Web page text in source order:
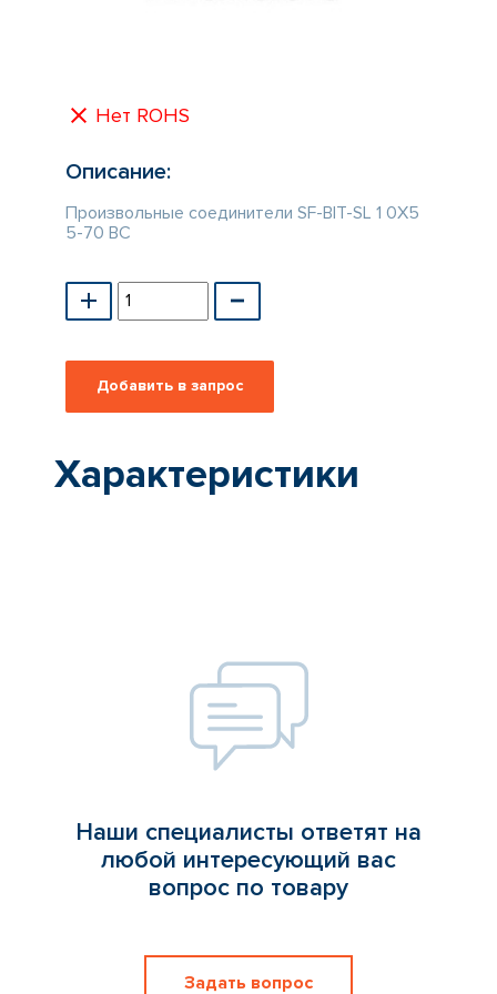
Нет ROHS
Описание:
Произвольные соединители SF-BIT-SL 1 0X5
5-70 BC
Характеристики
Наши специалисты ответят на
любой интересующий вас
вопрос по товару
Задать вопрос